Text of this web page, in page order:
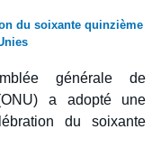
du soixante quinzième
générale de
a adopté une
du soixante